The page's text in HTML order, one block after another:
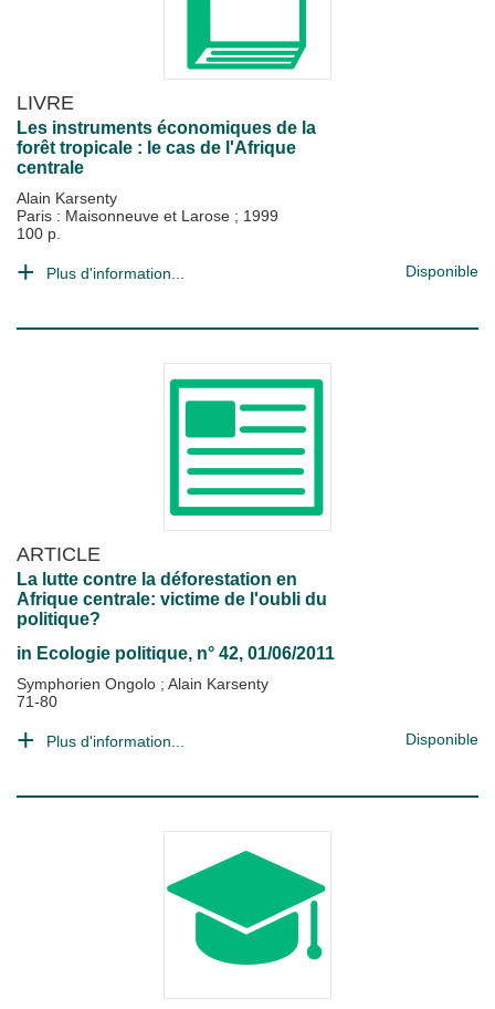
LIVRE
Les instruments économiques de la
forêt tropicale : le cas de l'Afrique
centrale
Alain Karsenty
Paris : Maisonneuve et Larose ; 1999
100 p.
Plus d'information... Disponible
ARTICLE
La lutte contre la déforestation en
Afrique centrale: victime de l'oubli du
politique?
in Ecologie politique, n° 42, 01/06/2011
Symphorien Ongolo ; Alain Karsenty
71-80
Plus d'information... Disponible